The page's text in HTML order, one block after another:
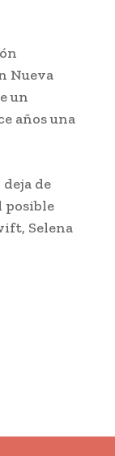
Nueva
un
años una
de
posible
Selena